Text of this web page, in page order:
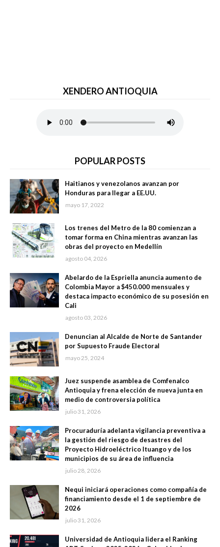
XENDERO ANTIOQUIA
POPULAR POSTS
Haitianos y venezolanos avanzan por
Honduras para llegar a EE.UU.
mayo 17, 2022
Los trenes del Metro de la 80 comienzan a
tomar forma en China mientras avanzan las
obras del proyecto en Medellín
agosto 04, 2026
Abelardo de la Espriella anuncia aumento de
Colombia Mayor a $450.000 mensuales y
destaca impacto económico de su posesión en
Cali
agosto 03, 2026
Denuncian al Alcalde de Norte de Santander
por Supuesto Fraude Electoral
mayo 25, 2024
Juez suspende asamblea de Comfenalco
Antioquia y frena elección de nueva junta en
medio de controversia política
julio 31, 2026
Procuraduría adelanta vigilancia preventiva a
la gestión del riesgo de desastres del
Proyecto Hidroeléctrico Ituango y de los
municipios de su área de influencia
julio 28, 2026
Nequi iniciará operaciones como compañía de
financiamiento desde el 1 de septiembre de
2026
julio 31, 2026
Universidad de Antioquia lidera el Ranking